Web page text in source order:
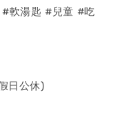
軟湯匙 #兒童 #吃
日公休)